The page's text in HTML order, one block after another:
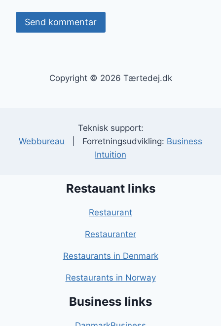
Copyright © 2026 Tærtedej.dk
Teknisk support:
Webbureau | Forretningsudvikling: Business
Intuition
Restauant links
Restaurant
Restauranter
Restaurants in Denmark
Restaurants in Norway
Business links